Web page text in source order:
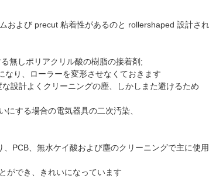
および precut 粘着性があるのと rollershaped 設計さ
無しポリアクリル酸の樹脂の接着剤;
り、ローラーを変形させなくておきます
設計よくクリーニングの塵、しかしまた避けるため
にする場合の電気器具の二次汚染、
PCB、無水ケイ酸および塵のクリーニングで主に使
ができ、きれいになっています